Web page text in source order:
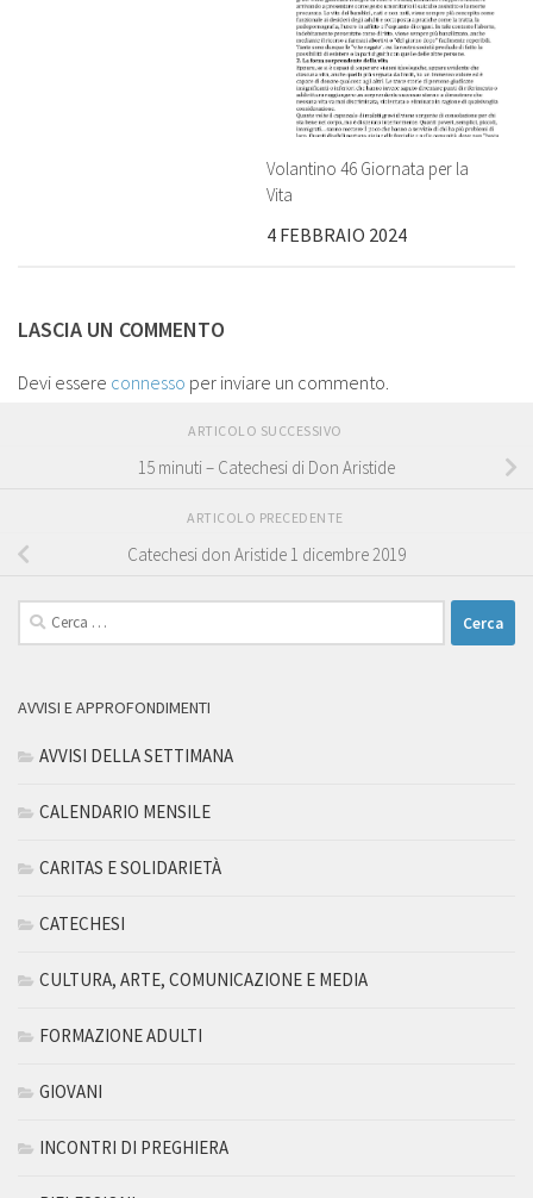
Volantino 46 Giornata per la
Vita
4 FEBBRAIO 2024
LASCIA UN COMMENTO
Devi essere connesso per inviare un commento.
ARTICOLO SUCCESSIVO
15 minuti – Catechesi di Don Aristide
ARTICOLO PRECEDENTE
Catechesi don Aristide 1 dicembre 2019
Ricerca
per:
AVVISI E APPROFONDIMENTI
AVVISI DELLA SETTIMANA
CALENDARIO MENSILE
CARITAS E SOLIDARIETÀ
CATECHESI
CULTURA, ARTE, COMUNICAZIONE E MEDIA
FORMAZIONE ADULTI
GIOVANI
INCONTRI DI PREGHIERA